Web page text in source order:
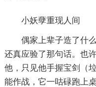
小妖孽重现人间
偶家上辈子造了什
还真应验了那句话。也
他，只见他手握宝剑（
能作战，它一咕碌跑上